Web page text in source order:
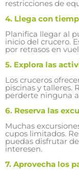
restricciones de
4. Llega con
Planifica llegar al
inicio del crucero.
por retrasos en
5. Explora las
Los cruceros
piscinas y talleres.
perderte ninguna
6. Reserva las
Muchas
cupos limitados.
puedas disfrutar
interesen.
7. Aprovecha los